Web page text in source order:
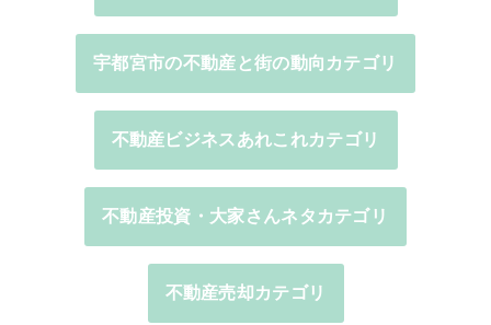
宇都宮市の不動産と街の動向カテゴリ
不動産ビジネスあれこれカテゴリ
不動産投資・大家さんネタカテゴリ
不動産売却カテゴリ